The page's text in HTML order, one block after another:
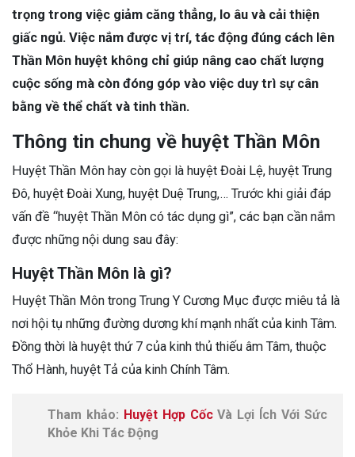
trọng trong việc giảm căng thẳng, lo âu và cải thiện
giấc ngủ. Việc nắm được vị trí, tác động đúng cách lên
Thần Môn huyệt không chỉ giúp nâng cao chất lượng
cuộc sống mà còn đóng góp vào việc duy trì sự cân
bằng về thể chất và tinh thần.
Thông tin chung về huyệt Thần Môn
Huyệt Thần Môn hay còn gọi là huyệt Đoài Lệ, huyệt Trung
Đô, huyệt Đoài Xung, huyệt Duệ Trung,… Trước khi giải đáp
vấn đề “huyệt Thần Môn có tác dụng gì”, các bạn cần nắm
được những nội dung sau đây:
Huyệt Thần Môn là gì?
Huyệt Thần Môn trong Trung Y Cương Mục được miêu tả là
nơi hội tụ những đường dương khí mạnh nhất của kinh Tâm.
Đồng thời là huyệt thứ 7 của kinh thủ thiếu âm Tâm, thuộc
Thổ Hành, huyệt Tả của kinh Chính Tâm.
Tham khảo: Huyệt Hợp CốcVà Lợi Ích Với Sức
Khỏe Khi Tác Động